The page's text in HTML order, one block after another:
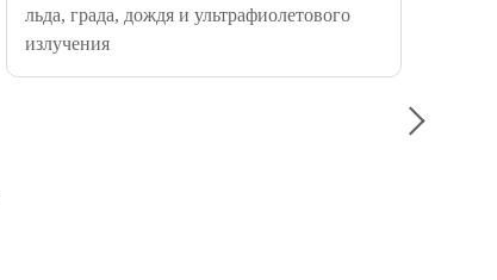
льда, града, дождя и ультрафиолетового
излучения
(Zobel